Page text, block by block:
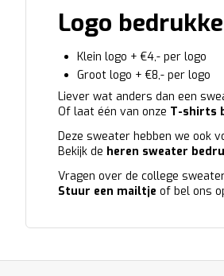
Logo
Klein logo + €4,- per logo
Groot logo + €8,- per logo
Liever wat anders dan een
Of laat één van onze T-shirts
Deze sweater hebben we ook
Bekijk de heren sweater
Vragen over de college
Stuur een mailtje of bel ons